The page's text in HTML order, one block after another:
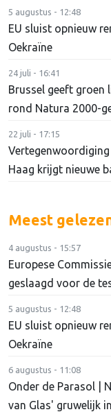
5 augustus - 12:48
EU sluist opnieuw
Oekraïne
24 juli - 16:41
Brussel geeft groen
rond Natura 2000-
22 juli - 17:15
Vertegenwoordiging
Haag krijgt nieuwe
Meest
4 augustus - 15:57
Europese
geslaagd voor de
5 augustus - 12:48
EU sluist opnieuw
Oekraïne
6 augustus - 11:08
Onder de Parasol |
van Glas' gruwelijk